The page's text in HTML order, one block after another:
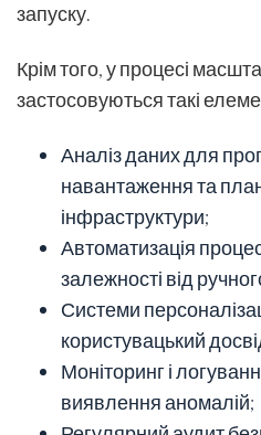
запуску.
Крім того, у процесі
застосовуються такі
Аналіз даних для
навантаження та
інфраструктури;
Автоматизація
залежності від
Системи
користувацький
Моніторинг і
виявлення аномалій;